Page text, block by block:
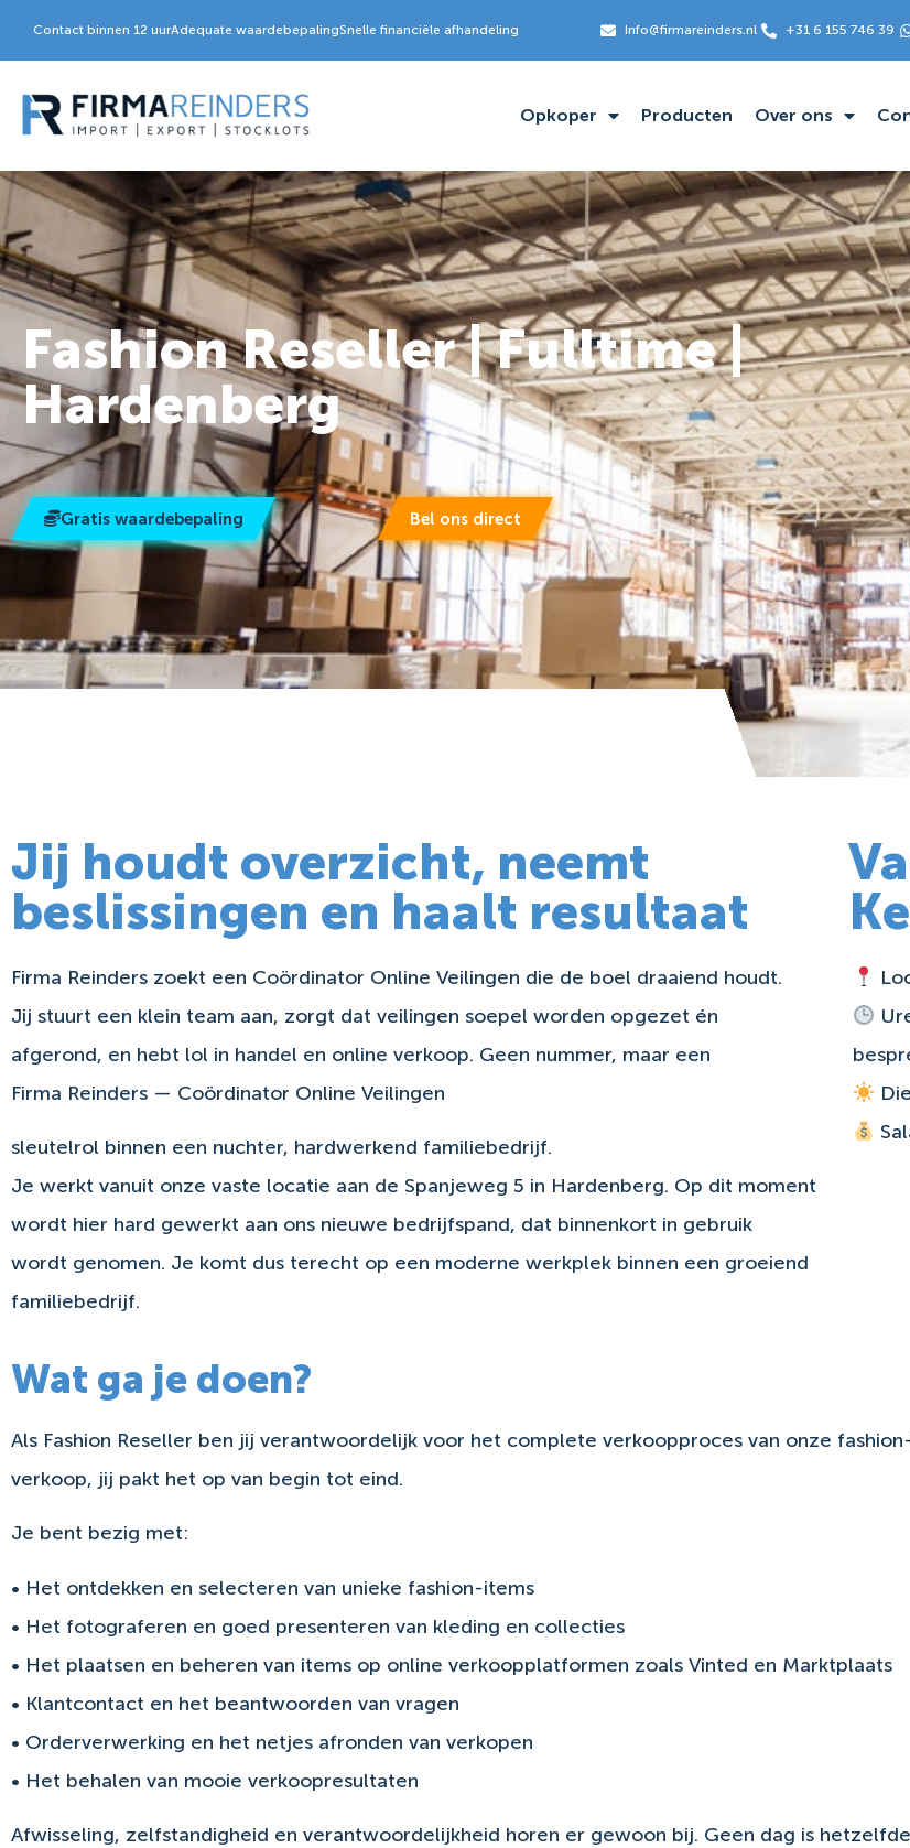
Contact binnen 12 uurAdequate waardebepalingSnelle financiële afhandeling Info@firmareinders.nl +31 6 155 746 39
Opkoper Producten Over ons
Fashion Reseller | Fulltime |
Hardenberg
Gratis waardebepaling Bel ons direct
Jij houdt overzicht, neemt
beslissingen en haalt resultaat
Firma Reinders zoekt een Coördinator Online Veilingen die de boel draaiend houdt.
Jij stuurt een klein team aan, zorgt dat veilingen soepel worden opgezet én
afgerond, en hebt lol in handel en online verkoop. Geen nummer, maar een
Firma Reinders — Coördinator Online Veilingen
sleutelrol binnen een nuchter, hardwerkend familiebedrijf.
Je werkt vanuit onze vaste locatie aan de Spanjeweg 5 in Hardenberg. Op dit moment
wordt hier hard gewerkt aan ons nieuwe bedrijfspand, dat binnenkort in gebruik
wordt genomen. Je komt dus terecht op een moderne werkplek binnen een groeiend
familiebedrijf.
Wat ga je doen?
Als Fashion Reseller ben jij verantwoordelijk voor het complete verkoopproces van onze
verkoop, jij pakt het op van begin tot eind.
Je bent bezig met:
• Het ontdekken en selecteren van unieke fashion-items
• Het fotograferen en goed presenteren van kleding en collecties
• Het plaatsen en beheren van items op online verkoopplatformen zoals Vinted en Marktplaats
• Klantcontact en het beantwoorden van vragen
• Orderverwerking en het netjes afronden van verkopen
• Het behalen van mooie verkoopresultaten
Afwisseling, zelfstandigheid en verantwoordelijkheid horen er gewoon bij. Geen dag is